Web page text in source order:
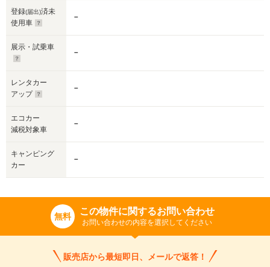
登録(届出)済未
使用車
－
展示・試乗車
－
レンタカー
アップ
－
エコカー
減税対象車
－
キャンピング
カー
－
無料 この物件に関するお問い合わせ
お問い合わせの内容を選択してください
販売店から最短即日、メールで返答！